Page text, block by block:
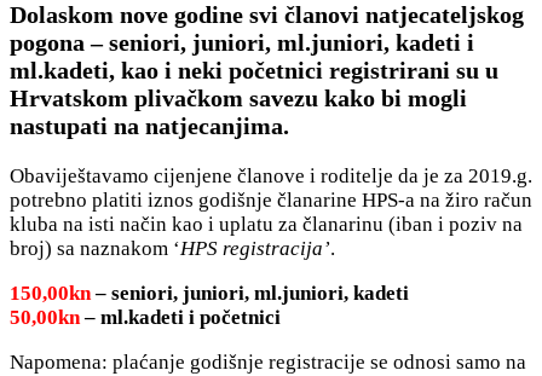
Dolaskom nove godine svi članovi natjecateljskog
pogona – seniori, juniori, ml.juniori, kadeti i
ml.kadeti, kao i neki početnici registrirani su u
Hrvatskom plivačkom savezu kako bi mogli
nastupati na natjecanjima.
Obaviještavamo cijenjene članove i roditelje da je za 2019.g.
potrebno platiti iznos godišnje članarine HPS-a na žiro račun
kluba na isti način kao i uplatu za članarinu (iban i poziv na
broj) sa naznakom ‘HPS registracija’.
150,00kn – seniori, juniori, ml.juniori, kadeti
50,00kn– ml.kadeti i početnici
Napomena: plaćanje godišnje registracije se odnosi samo na